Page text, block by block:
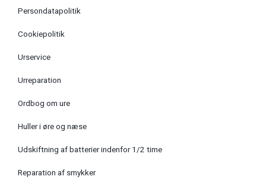
Persondatapolitik
Cookiepolitik
Urservice
Urreparation
Ordbog om ure
Huller i øre og næse
Udskiftning af batterier indenfor 1/2 time
Reparation af smykker